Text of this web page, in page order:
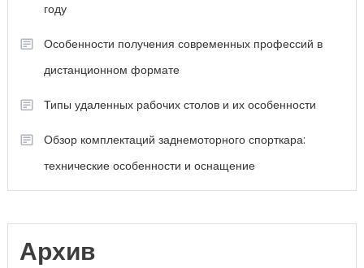
году
Особенности получения современных профессий в
дистанционном формате
Типы удаленных рабочих столов и их особенности
Обзор комплектаций заднемоторного спорткара:
технические особенности и оснащение
Архив